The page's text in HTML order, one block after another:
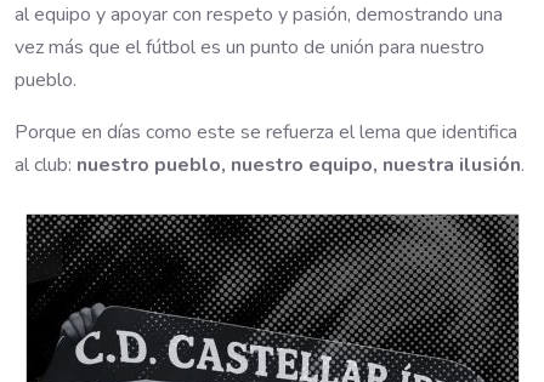
al equipo y apoyar con respeto y pasión, demostrando una
vez más que el fútbol es un punto de unión para nuestro
pueblo.
Porque en días como este se refuerza el lema que identifica
al club: nuestro pueblo, nuestro equipo, nuestra ilusión.